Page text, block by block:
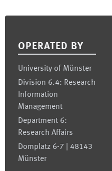
OPERATED BY
University of Münster
Division 6.4: Research
Information
Management
Department 6:
Research Affairs
Domplatz 6-7 | 48143
Münster